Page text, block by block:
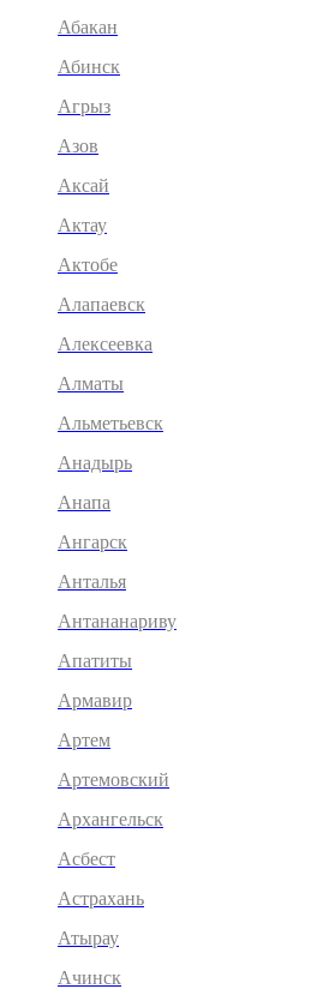
Абакан
Абинск
Агрыз
Азов
Аксай
Актау
Актобе
Алапаевск
Алексеевка
Алматы
Альметьевск
Анадырь
Анапа
Ангарск
Анталья
Антананариву
Апатиты
Армавир
Артем
Артемовский
Архангельск
Асбест
Астрахань
Атырау
Ачинск